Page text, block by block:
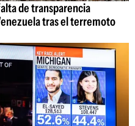
de transparencia
tras el terremoto